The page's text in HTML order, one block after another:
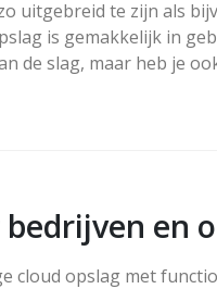
uitgebreid te zijn als
is gemakkelijk in
de slag, maar heb je
en
cloud opslag met
aankondigingen
2025